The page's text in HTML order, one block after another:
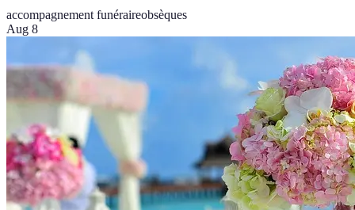
accompagnement funéraireobsèques
Aug 8